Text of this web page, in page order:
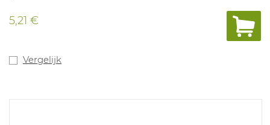
5,21 €
Vergelijk